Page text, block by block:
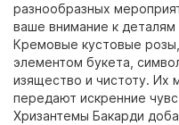
разнообразных
ваше внимание к деталям
Кремовые кустовые
элементом букета,
изящество и чистоту. Их
передают искренние
Хризантемы Бакарди